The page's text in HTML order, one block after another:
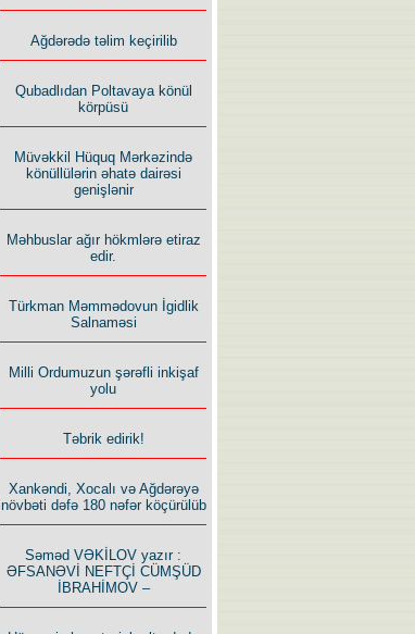
Ağdərədə təlim keçirilib
Qubadlıdan Poltavaya könül
körpüsü
Müvəkkil Hüquq Mərkəzində
könüllülərin əhatə dairəsi
genişlənir
Məhbuslar ağır hökmlərə etiraz
edir.
Türkman Məmmədovun İgidlik
Salnaməsi
Milli Ordumuzun şərəfli inkişaf
yolu
Təbrik edirik!
Xankəndi, Xocalı və Ağdərəyə
növbəti dəfə 180 nəfər köçürülüb
Səməd VƏKİLOV yazır :
ƏFSANƏVİ NEFTÇİ CÜMŞÜD
İBRAHİMOV –